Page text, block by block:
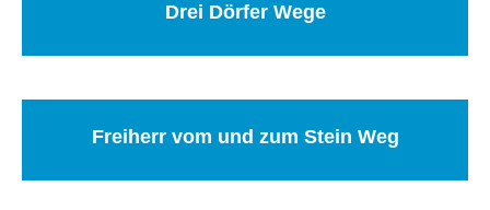
Drei Dörfer Wege
Freiherr vom und zum Stein Weg